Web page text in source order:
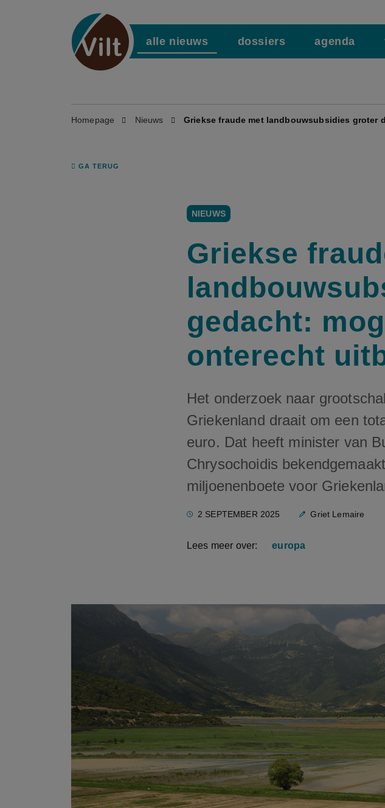
alle nieuws dossiers agenda
Homepage Nieuws Griekse fraude met landbouwsubsidies groter
GA TERUG
NIEUWS
Griekse
gedacht:
onterecht
Het onderzoek naar
Griekenland draait om een
euro. Dat heeft minister van
Chrysochoidis
miljoenenboete voor
2 SEPTEMBER 2025 Griet Lemaire
Lees meer over: europa